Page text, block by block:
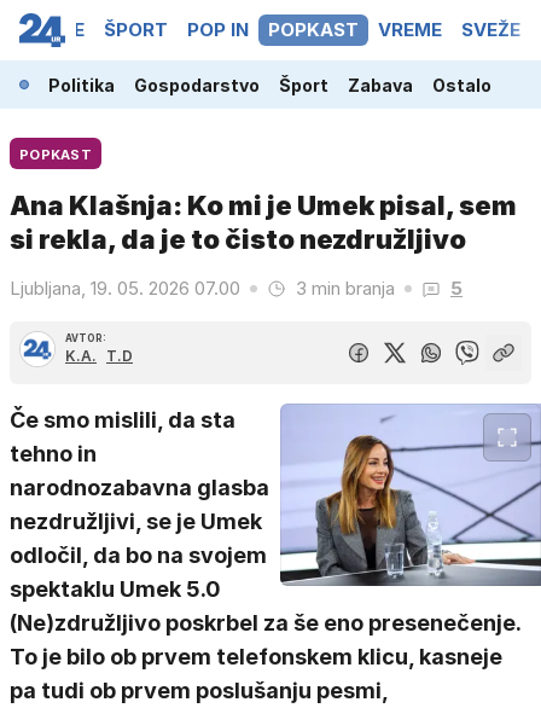
NOVICE ŠPORT POP IN POPKAST VREME SVEŽE
Politika Gospodarstvo Šport Zabava Ostalo
POPKAST
Ana Klašnja: Ko mi je Umek pisal, sem
si rekla, da je to čisto nezdružljivo
Ljubljana, 19. 05. 2026 07.00 3 min branja 5
AVTOR:
K.A. T.D
Če smo mislili, da sta
tehno in
narodnozabavna glasba
nezdružljivi, se je Umek
odločil, da bo na svojem
spektaklu Umek 5.0
(Ne)združljivo poskrbel za še eno presenečenje.
To je bilo ob prvem telefonskem klicu, kasneje
pa tudi ob prvem poslušanju pesmi,